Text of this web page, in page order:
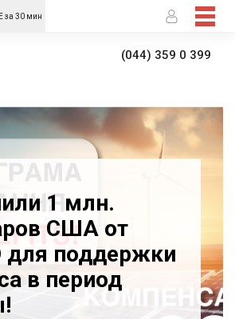
за 30 мин
(044) 359 0 399
1 млн.
США от
для поддержки
в период